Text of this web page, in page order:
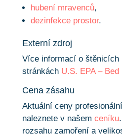
hubení mravenců,
dezinfekce prostor.
Externí zdroj
Více informací o štěnicích
stránkách U.S. EPA – Bed
Cena zásahu
Aktuální ceny
naleznete v našem ceníku
rozsahu zamoření a